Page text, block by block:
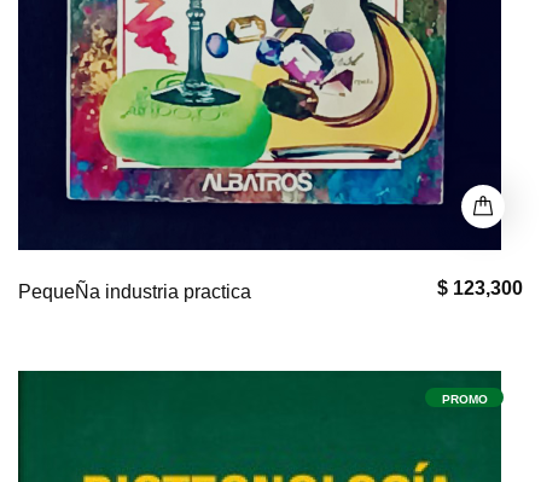
$ 123,300
PequeÑa industria practica
PROMO